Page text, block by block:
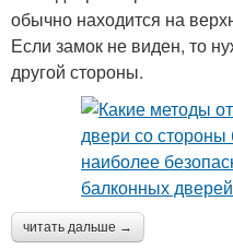
обычно находится на
Если замок не виден, то
другой стороны.
читать дальше →